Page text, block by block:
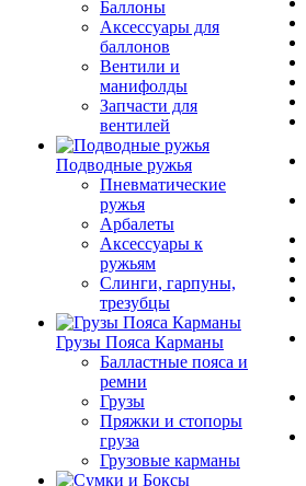
Баллоны
Аксессуары для
баллонов
Вентили и
манифолды
Запчасти для
вентилей
Подводные ружья
Пневматические
ружья
Арбалеты
Аксессуары к
ружьям
Слинги, гарпуны,
трезубцы
Грузы Пояса Карманы
Балластные пояса и
ремни
Грузы
Пряжки и стопоры
груза
Грузовые карманы